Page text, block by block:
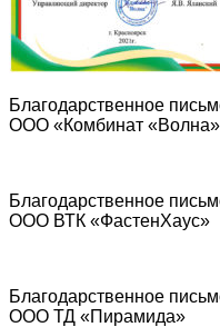
Благодарственное
ООО «Комбинат «Волна»
Благодарственное
ООО ВТК «ФастенХаус»
Благодарственное
ООО ТД «Пирамида»